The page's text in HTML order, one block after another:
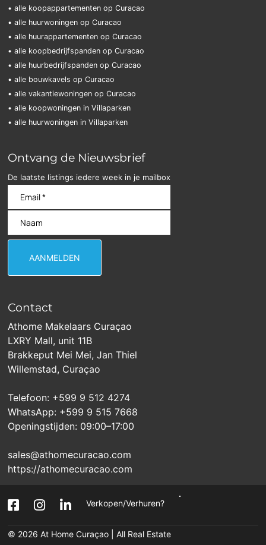
• alle koopappartementen op Curacao
• alle huurwoningen op Curacao
• alle huurappartementen op Curacao
• alle koopbedrijfspanden op Curacao
• alle huurbedrijfspanden op Curacao
• alle bouwkavels op Curacao
• alle vakantiewoningen op Curacao
• alle koopwoningen in Villaparken
• alle huurwoningen in Villaparken
Ontvang de Nieuwsbrief
De laatste listings iedere week in je mailbox
Contact
Athome Makelaars Curaçao
LXRY Mall, unit 11B
Brakkeput Mei Mei, Jan Thiel
Willemstad, Curaçao
Telefoon: +599 9 512 4274
WhatsApp: +599 9 515 7668
Openingstijden: 09:00–17:00
sales@athomecuracao.com
https://athomecuracao.com
Verkopen/Verhuren?
© 2026At Home Curaçao | All Real Estate